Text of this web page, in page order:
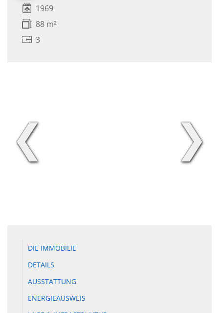
1969
88 m²
3
❮ ❯
DIE IMMOBILIE
DETAILS
AUSSTATTUNG
ENERGIEAUSWEIS